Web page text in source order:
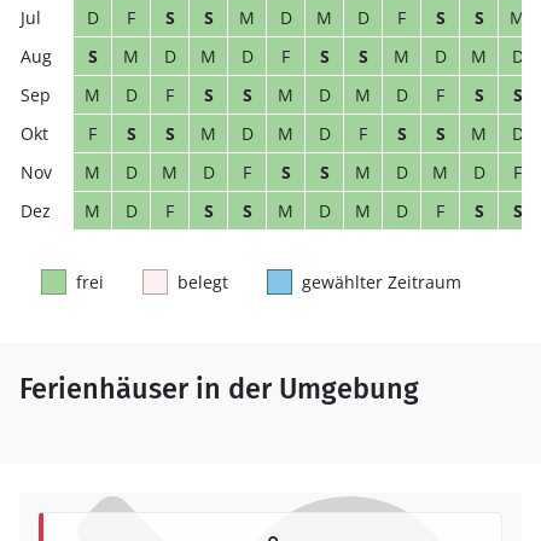
D
F S S M D M D F S S
M
S
M D M D F S S M D M
D
M
D F S S M D M D F S
S
F
S S M D M D F S S M
D
M
D M D F S S M D M D
F
M
D F S S M D M D F S S
frei belegt gewählter Zeitraum
Ferienhäuser in der Umgebung